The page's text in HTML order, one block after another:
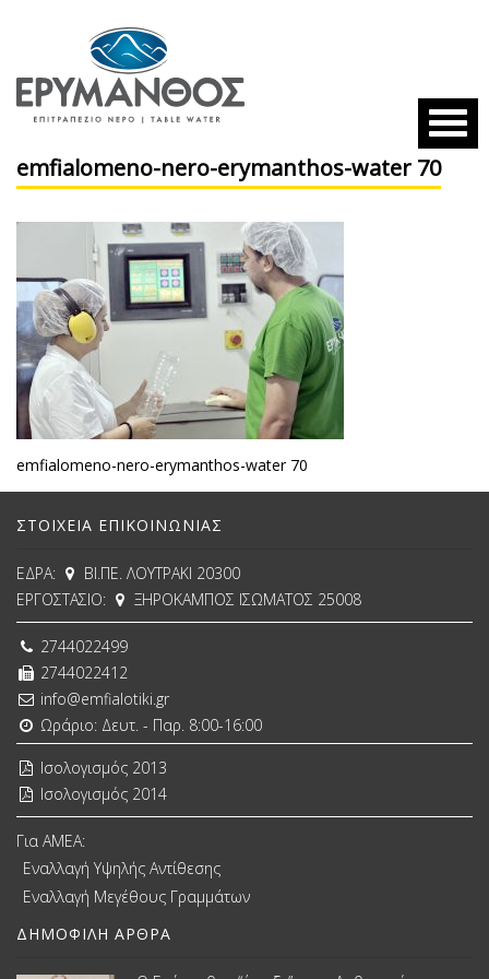
emfialomeno-nero-erymanthos-water 70
emfialomeno-nero-erymanthos-water 70
ΣΤΟΙΧΕΊΑ ΕΠΙΚΟΙΝΩΝΊΑΣ
ΕΔΡΑ:
ΒΙ.ΠΕ. ΛΟΥΤΡΑΚΙ 20300
ΕΡΓΟΣΤΑΣΙΟ:
ΞΗΡΟΚΑΜΠΟΣ ΙΣΩΜΑΤΟΣ 25008
2744022499
2744022412
info@emfialotiki.gr
Ωράριο: Δευτ. - Παρ. 8:00-16:00
Ισολογισμός 2013
Ισολογισμός 2014
Για ΑΜΕΑ:
Εναλλαγή Υψηλής Αντίθεσης
Εναλλαγή Μεγέθους Γραμμάτων
ΔΗΜΟΦΙΛΉ ΆΡΘΡΑ